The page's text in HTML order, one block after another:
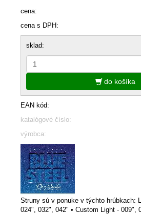
cena:
cena s DPH:
sklad:
do košíka
EAN kód:
katalógové číslo:
výrobca:
Struny sú v ponuke v týchto hrúbkach:
024", 032", 042" • Custom Light - 009",